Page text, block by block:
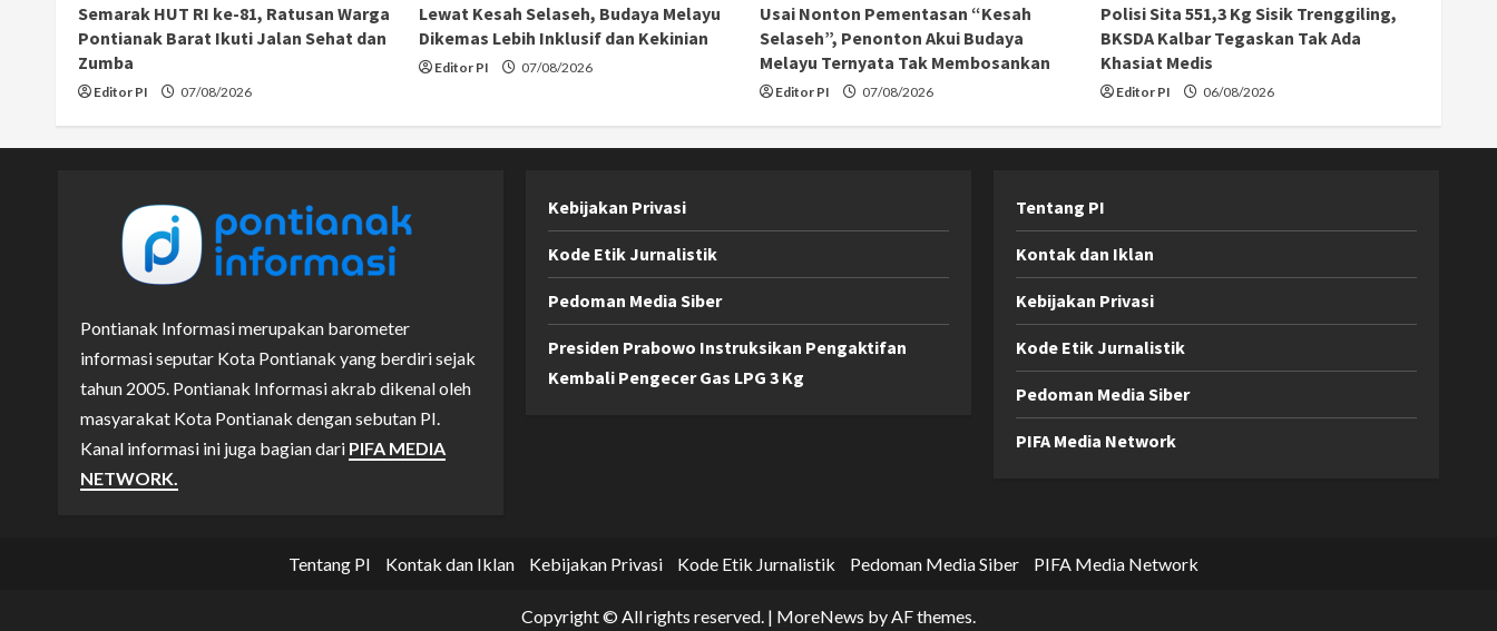
Semarak HUT RI ke-81, Ratusan Warga
Pontianak Barat Ikuti Jalan Sehat dan
Zumba
Editor PI 07/08/2026
Lewat Kesah Selaseh, Budaya Melayu
Dikemas Lebih Inklusif dan Kekinian
Editor PI 07/08/2026
Usai Nonton Pementasan “Kesah
Selaseh”, Penonton Akui Budaya
Melayu Ternyata Tak Membosankan
Editor PI 07/08/2026
Polisi Sita 551,3 Kg Sisik Trenggiling,
BKSDA Kalbar Tegaskan Tak Ada
Khasiat Medis
Editor PI 06/08/2026
Pontianak Informasi merupakan barometer
informasi seputar Kota Pontianak yang berdiri sejak
tahun 2005. Pontianak Informasi akrab dikenal oleh
masyarakat Kota Pontianak dengan sebutan PI.
Kanal informasi ini juga bagian dari PIFA MEDIA
NETWORK.
Kebijakan Privasi
Kode Etik Jurnalistik
Pedoman Media Siber
Presiden Prabowo Instruksikan Pengaktifan
Kembali Pengecer Gas LPG 3 Kg
Tentang PI
Kontak dan Iklan
Kebijakan Privasi
Kode Etik Jurnalistik
Pedoman Media Siber
PIFA Media Network
Tentang PI Kontak dan Iklan Kebijakan Privasi Kode Etik Jurnalistik Pedoman Media Siber PIFA Media Network
Copyright © All rights reserved. | MoreNews by AF themes.